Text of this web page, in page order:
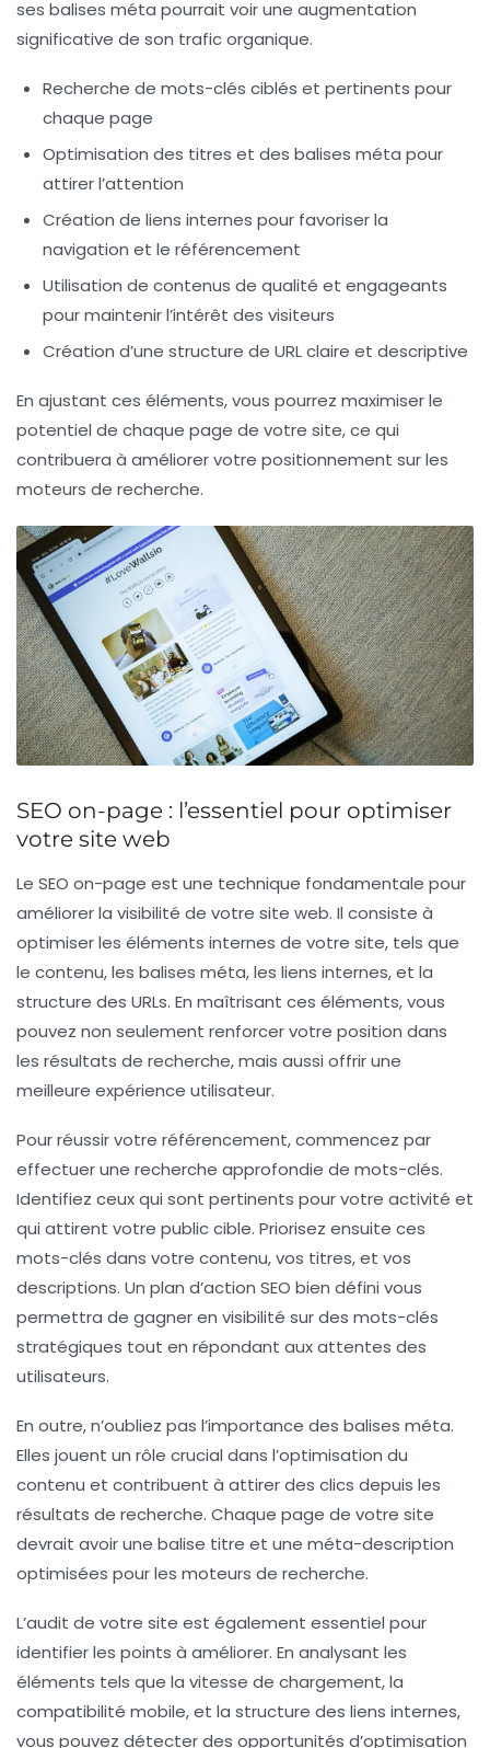
ses balises méta pourrait voir une augmentation
significative de son trafic organique.
Recherche de mots-clés ciblés et pertinents pour
chaque page
Optimisation des titres et des balises méta pour
attirer l’attention
Création de liens internes pour favoriser la
navigation et le référencement
Utilisation de contenus de qualité et engageants
pour maintenir l’intérêt des visiteurs
Création d’une structure de URLclaire et descriptive
En ajustant ces éléments, vous pourrez maximiser le
potentiel de chaque page de votre site, ce qui
contribuera à améliorer votre positionnement sur les
moteurs de recherche.
SEO on-page : l’essentiel pour optimiser
votre site web
Le SEO on-page est une technique fondamentale pour
améliorer la visibilité de votre site web. Il consiste à
optimiser les éléments internes de votre site, tels que
le contenu, les balises méta, les liens internes, et la
structure des URLs. En maîtrisant ces éléments, vous
pouvez non seulement renforcer votre position dans
les résultats de recherche, mais aussi offrir une
meilleure expérience utilisateur.
Pour réussir votre référencement, commencez par
effectuer une recherche approfondie de mots-clés.
Identifiez ceux qui sont pertinents pour votre activité et
qui attirent votre public cible. Priorisez ensuite ces
mots-clés dans votre contenu, vos titres, et vos
descriptions. Un plan d’action SEO bien défini vous
permettra de gagner en visibilité sur des mots-clés
stratégiques tout en répondant aux attentes des
utilisateurs.
En outre, n’oubliez pas l’importance des balises méta.
Elles jouent un rôle crucial dans l’optimisation du
contenu et contribuent à attirer des clics depuis les
résultats de recherche. Chaque page de votre site
devrait avoir une balise titre et une méta-description
optimisées pour les moteurs de recherche.
L’audit de votre site est également essentiel pour
identifier les points à améliorer. En analysant les
éléments tels que la vitesse de chargement, la
compatibilité mobile, et la structure des liens internes,
vous pouvez détecter des opportunités d’optimisation